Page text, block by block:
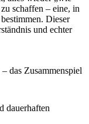
schaffen – eine, in
Dieser
und echter
das Zusammenspiel
dauerhaften